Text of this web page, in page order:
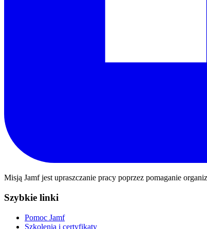
Misją Jamf jest upraszczanie pracy poprzez pomaganie
Szybkie linki
Pomoc Jamf
Szkolenia i certyfikaty